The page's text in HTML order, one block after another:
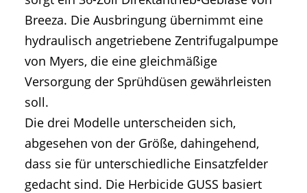
Breeza. Die Ausbringung übernimmt eine
hydraulisch angetriebene Zentrifugalpumpe
von Myers, die eine gleichmäßige
Versorgung der Sprühdüsen gewährleisten
soll.
Die drei Modelle unterscheiden sich,
abgesehen von der Größe, dahingehend,
dass sie für unterschiedliche Einsatzfelder
gedacht sind. Die Herbicide GUSS basiert